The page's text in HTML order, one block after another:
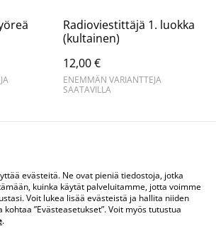
Radioviestittäjä 1. luokka
(kultainen)
12,00 €
ENEMMÄN VARIANTTEJA
SAATAVILLA
yhteyttä
Juridiset ehdot
Evästekäytäntö
evästeitä. Ne ovat pieniä tiedostoja, jotka
kuinka käytät palveluitamme, jotta voimme
Voit lukea lisää evästeistä ja hallita niiden
”Evästeasetukset”. Voit myös tutustua
.